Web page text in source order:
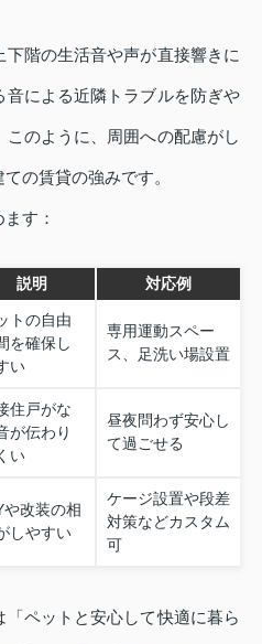
階の生活音や声が直接響きに
音による近隣トラブルを防ぎや
のように、周囲への配慮がし
の賃貸の強みです。
す：
説明 対応例
トの自由
を確保し
い
専用運動スペー
ス、足洗い場設置
住戸がな
が伝わり
い
昼夜問わず安心し
て過ごせる
や改装の相
しやすい
ケージ設置や段差
対策などカスタム
可
ペットと安心して快適に暮ら